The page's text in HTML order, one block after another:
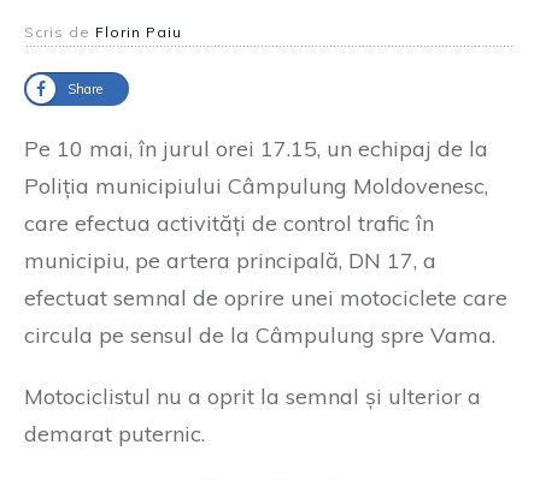
Scris de Florin Paiu
Share
Pe 10 mai, în jurul orei 17.15, un echipaj de la
Poliția municipiului Câmpulung Moldovenesc,
care efectua activități de control trafic în
municipiu, pe artera principală, DN 17, a
efectuat semnal de oprire unei motociclete care
circula pe sensul de la Câmpulung spre Vama.
Motociclistul nu a oprit la semnal și ulterior a
demarat puternic.